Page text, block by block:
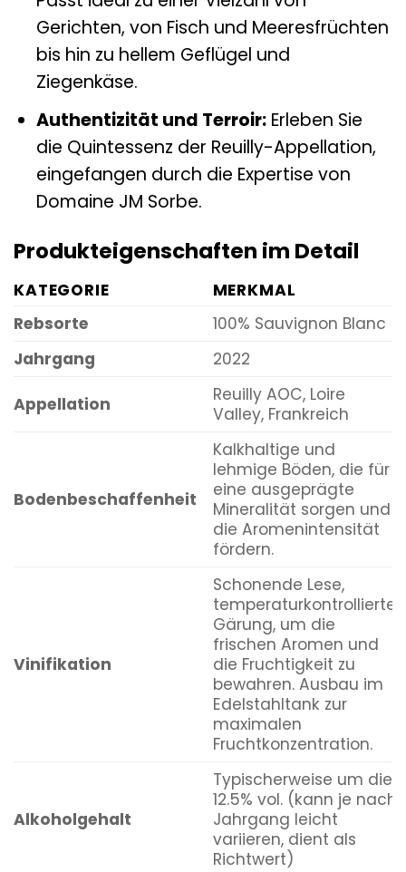
Gerichten, von Fisch und Meeresfrüchten
bis hin zu hellem Geflügel und
Ziegenkäse.
Authentizität und Terroir:Erleben Sie
die Quintessenz der Reuilly-Appellation,
eingefangen durch die Expertise von
Domaine JM Sorbe.
Produkteigenschaften im Detail
KATEGORIE
MERKMAL
Rebsorte
100% Sauvignon Blanc
Jahrgang
2022
Appellation
Reuilly AOC, Loire
Valley, Frankreich
Bodenbeschaffenheit
Kalkhaltige und
lehmige Böden, die für
eine ausgeprägte
Mineralität sorgen und
die Aromenintensität
fördern.
Vinifikation
Schonende Lese,
temperaturkontrollierte
Gärung, um die
frischen Aromen und
die Fruchtigkeit zu
bewahren. Ausbau im
Edelstahltank zur
maximalen
Fruchtkonzentration.
Alkoholgehalt
Typischerweise um die
12.5% vol. (kann je nach
Jahrgang leicht
variieren, dient als
Richtwert)